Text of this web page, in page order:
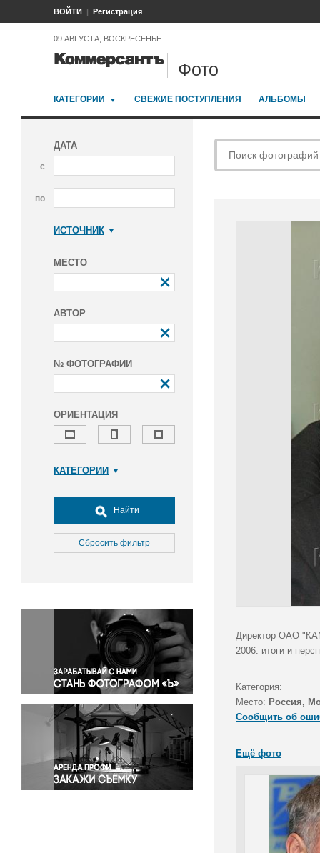
ВОЙТИ Регистрация
09 АВГУСТА, ВОСКРЕСЕНЬЕ
Фото
КАТЕГОРИИ СВЕЖИЕ ПОСТУПЛЕНИЯ АЛЬБОМЫ
ДАТА
с
по
ИСТОЧНИК
МЕСТО
АВТОР
№ ФОТОГРАФИИ
ОРИЕНТАЦИЯ
КАТЕГОРИИ
Досуг, туризм и отдых
Культура
Медицина
Окружающая среда
Политика
Правосудие
Происшествия и конфликты
Религия
Светская жизнь
Спорт
Экология
Экономика и бизнес
Найти
Сбросить фильтр
Директор ОАО
2006: итоги и
Категория:
Место: Россия,
Сообщить об
Ещё фото